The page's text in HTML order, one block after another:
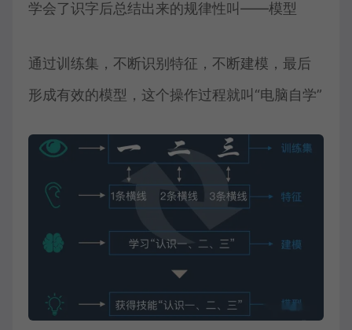
学会了识字后总结出来的规律性叫——模型
通过训练集，不断识别特征，不断建模，最后
形成有效的模型，这个操作过程就叫“电脑自学”